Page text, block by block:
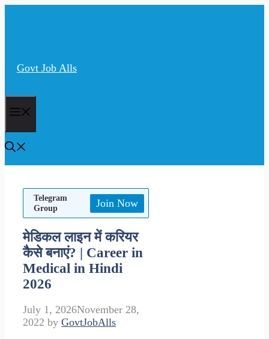
Govt Job Alls
Telegram
Group
Join Now
मेडिकल लाइन में करियर
कैसे बनाएं? | Career in
Medical in Hindi
2026
July 1, 2026November 28,
2022 by GovtJobAlls